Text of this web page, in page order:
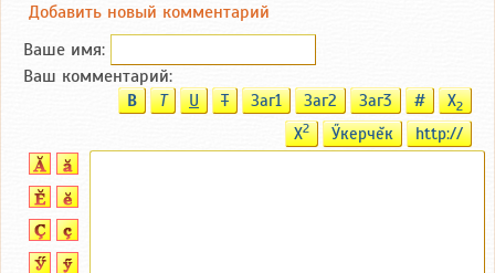
Добавить новый комментарий
Ваше имя:
Ваш комментарий:
B T U T Заг1 Заг2 Заг3 # X2
X2 Ӳкерчĕк http://